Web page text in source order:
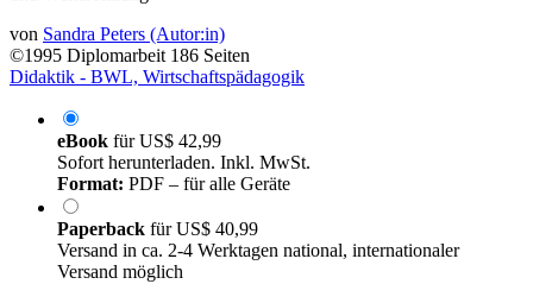
von Sandra Peters (Autor:in)
©1995 Diplomarbeit 186 Seiten
Didaktik - BWL, Wirtschaftspädagogik
eBook fürUS$ 42,99
Sofort herunterladen. Inkl. MwSt.
Format: PDF – für alle Geräte
Paperback fürUS$ 40,99
Versand in ca. 2-4 Werktagen national, internationaler
Versand möglich